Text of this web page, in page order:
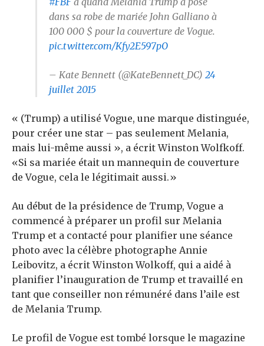
dans sa robe de mariée John Galliano à
100 000 $ pour la couverture de Vogue.
pic.twitter.com/Kfy2E597pO
– Kate Bennett (@KateBennett_DC) 24
juillet 2015
« (Trump) a utilisé Vogue, une marque distinguée,
pour créer une star – pas seulement Melania,
mais lui-même aussi », a écrit Winston Wolfkoff.
«Si sa mariée était un mannequin de couverture
de Vogue, cela le légitimait aussi.»
Au début de la présidence de Trump, Vogue a
commencé à préparer un profil sur Melania
Trump et a contacté pour planifier une séance
photo avec la célèbre photographe Annie
Leibovitz, a écrit Winston Wolkoff, qui a aidé à
planifier l’inauguration de Trump et travaillé en
tant que conseiller non rémunéré dans l’aile est
de Melania Trump.
Le profil de Vogue est tombé lorsque le magazine